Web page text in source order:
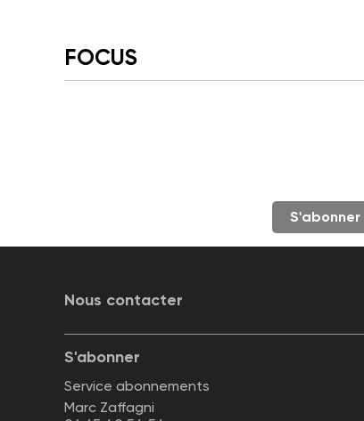
FOCUS
S'abonner
Nous contacter
S'abonner
Service abonnements
Marc Zaffagni